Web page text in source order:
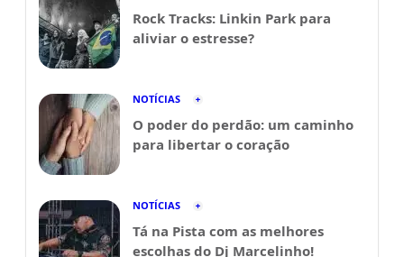
Rock Tracks: Linkin Park para
aliviar o estresse?
NOTÍCIAS
O poder do perdão: um caminho
para libertar o coração
NOTÍCIAS
Tá na Pista com as melhores
escolhas do Dj Marcelinho!